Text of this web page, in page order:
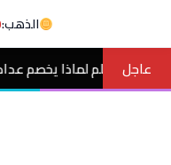
الذهب:
عاجل
يخصم عداد الكهرباء مسبق الدفع